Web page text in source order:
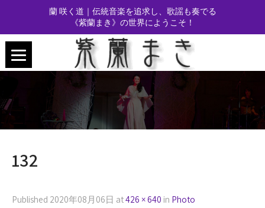
蘭 咲く道｜伝統音楽を追求し、歌謡も奏でる
《紫蘭まき》の世界にようこそ！
132
Published 2020年08月06日 at426 × 640 in Photo